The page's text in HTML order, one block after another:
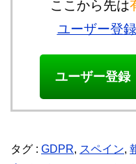
ここから先は
ユーザー登
ユーザー登録
タグ : GDPR, スペイン,